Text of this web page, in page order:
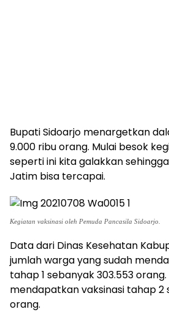
Bupati Sidoarjo menargetkan
9.000 ribu orang. Mulai besok
seperti ini kita galakkan
Jatim bisa tercapai.
Kegiatan vaksinasi oleh Pemuda Pancasila Sidoarjo.
Data dari Dinas Kesehatan
jumlah warga yang sudah
tahap 1 sebanyak 303.553
mendapatkan vaksinasi tahap 2
orang.